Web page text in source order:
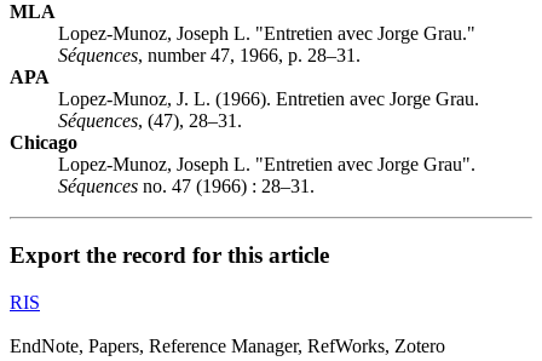
MLA
Lopez-Munoz, Joseph L. "Entretien avec Jorge Grau."
Séquences, number 47, 1966, p. 28–31.
APA
Lopez-Munoz, J. L. (1966). Entretien avec Jorge Grau.
Séquences, (47), 28–31.
Chicago
Lopez-Munoz, Joseph L. "Entretien avec Jorge Grau".
Séquences no. 47 (1966) : 28–31.
Export the record for this article
RIS
EndNote, Papers, Reference Manager, RefWorks, Zotero